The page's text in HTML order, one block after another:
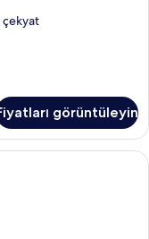
çekyat
görüntüleyin
kasa, dizüstü